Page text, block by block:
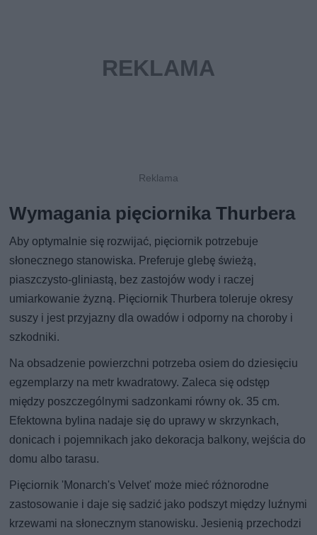
Wymagania pięciornika Thurbera
Aby optymalnie się rozwijać, pięciornik potrzebuje
słonecznego stanowiska. Preferuje glebę świeżą,
piaszczysto-gliniastą, bez zastojów wody i raczej
umiarkowanie żyzną. Pięciornik Thurbera toleruje okresy
suszy i jest przyjazny dla owadów i odporny na choroby i
szkodniki.
Na obsadzenie powierzchni potrzeba osiem do dziesięciu
egzemplarzy na metr kwadratowy. Zaleca się odstęp
między poszczególnymi sadzonkami równy ok. 35 cm.
Efektowna bylina nadaje się do uprawy w skrzynkach,
donicach i pojemnikach jako dekoracja balkony, wejścia do
domu albo tarasu.
Pięciornik 'Monarch's Velvet' może mieć różnorodne
zastosowanie i daje się sadzić jako podszyt między luźnymi
krzewami na słonecznym stanowisku. Jesienią przechodzi